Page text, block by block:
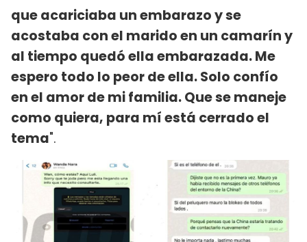
que acariciaba un embarazo y se
acostaba con el marido en un camarín y
al tiempo quedó ella embarazada. Me
espero todo lo peor de ella. Solo confío
en el amor de mi familia. Que se maneje
como quiera, para mí está cerrado el
tema".